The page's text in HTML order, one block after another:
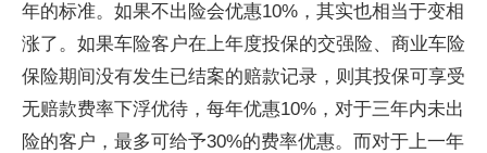
年的标准。如果不出险会优惠10%，其实也相当于变相
涨了。如果车险客户在上年度投保的交强险、商业车险
保险期间没有发生已结案的赔款记录，则其投保可享受
无赔款费率下浮优待，每年优惠10%，对于三年内未出
险的客户，最多可给予30%的费率优惠。而对于上一年